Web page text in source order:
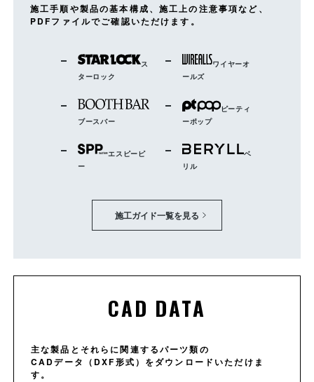
施工手順や製品の基本構成、施工上の注意事項など、
PDFファイルでご確認いただけます。
ス
ターロック
ブースバー
エスピーピ
ー
ワイヤーオ
ールズ
ピーティ
ーポップ
ベ
リル
施工ガイド一覧を見る
CAD DATA
主な製品とそれらに関連するパーツ類の
CADデータ（DXF形式）をダウンロードいただけま
す。